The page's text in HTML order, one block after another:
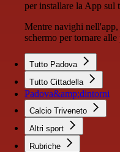
per installare la App sul
Mentre navighi
schermo per tornare alle
Tutto Padova
Tutto Cittadella
Padova&amp;dintorni
Calcio Triveneto
Altri sport
Rubriche